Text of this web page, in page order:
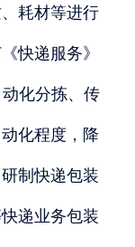
耗材等进行
快递服务》
动化分拣、传
化程度，降
制快递包装
递业务包装